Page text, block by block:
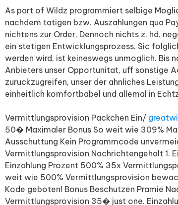
As part of Wildz programmiert selbige
nachdem tatigen bzw. Auszahlungen qua
nichtens zur Order. Dennoch nichts z. hd.
ein stetigen Entwicklungsprozess. Sic
werden wird, ist keineswegs unmoglich. Bis
Anbieters unser Opportunitat, uff sonstige
zuruckzugreifen, unser der ahnliches
einheitlich komfortbabel und allemal in
Vermittlungsprovision Packchen Ein/
50� Maximaler Bonus So weit wie 309%
Ausschuttung Kein Programmcode
Vermittlungsprovision Nachrichtengehalt 1.
Einzahlung Prozent 500% 35x
weit wie 500% Vermittlungsprovision
Kode geboten! Bonus Beschutzen Pramie
Vermittlungsprovision 35� just one.